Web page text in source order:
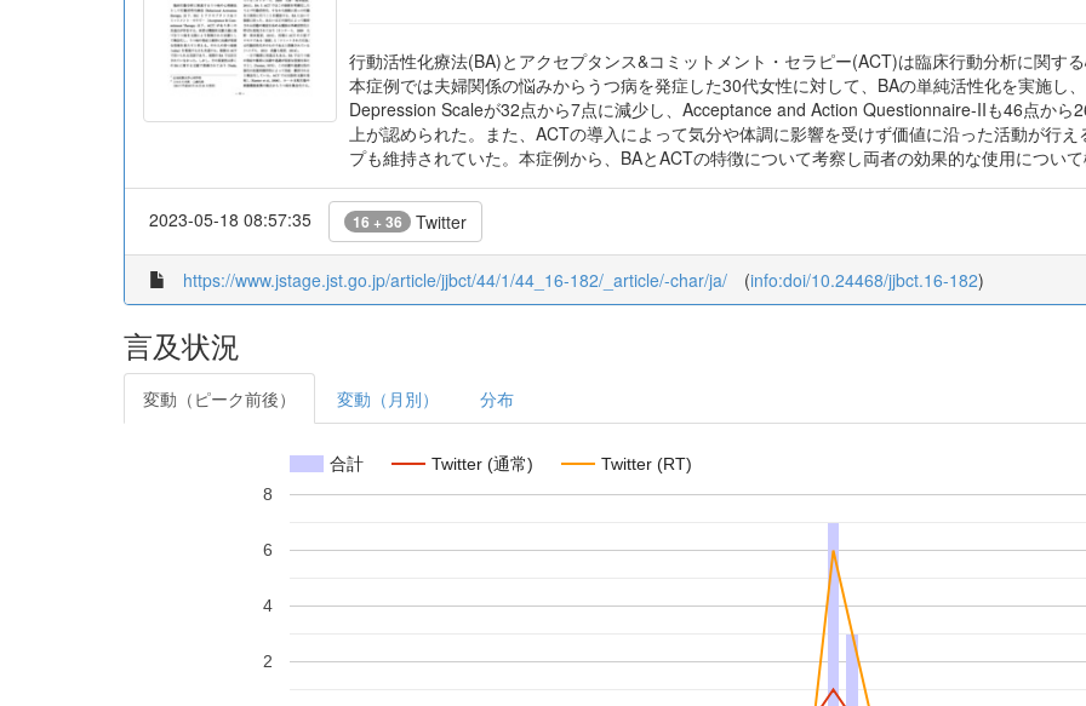
行動活性化療法(BA)とアクセプタンス&コミットメント・セラピー(ACT)は臨床行動分析に関す
本症例では夫婦関係の悩みからうつ病を発症した30代女性に対して、BAの単純活性化を実施し
Depression Scaleが32点から7点に減少し、Acceptance and Action Questionnaire-IIも46点から
上が認められた。また、ACTの導入によって気分や体調に影響を受けず価値に沿った活動が行
プも維持されていた。本症例から、BAとACTの特徴について考察し両者の効果的な使用について
2023-05-18 08:57:35 16 + 36 Twitter
https://www.jstage.jst.go.jp/article/jjbct/44/1/44_16-182/_article/-char/ja/ (info:doi/10.24468/jjbct.16-182)
言及状況
変動（ピーク前後） 変動（月別） 分布
合計 Twitter (通常) Twitter (RT)
2
4
6
8